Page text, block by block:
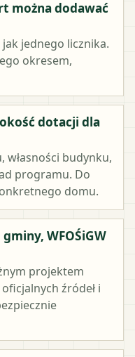
można dodawać
jednego licznika.
okresem,
dotacji dla
własności budynku,
programu. Do
domu.
WFOŚiGW
projektem
źródeł i